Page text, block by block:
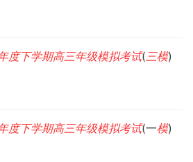
度下学期高三年级模拟考试(三模)
度下学期高三年级模拟考试(一模)